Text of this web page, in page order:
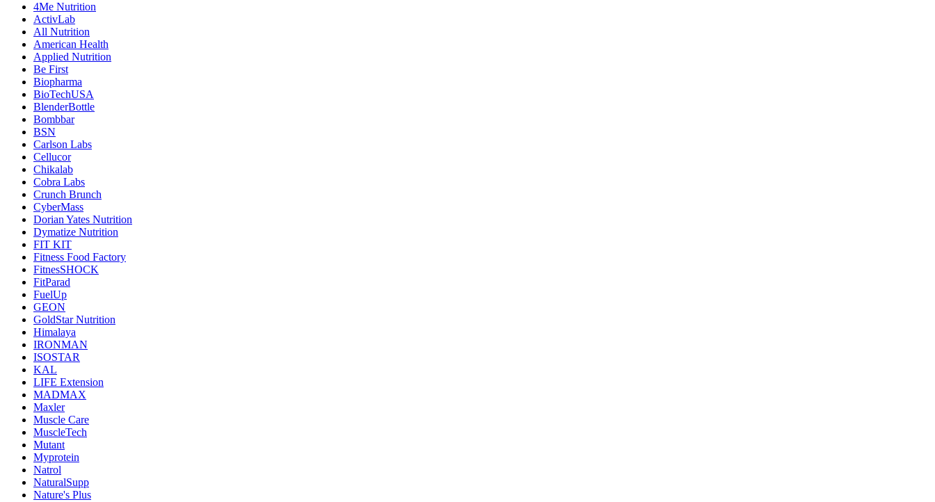
4Me Nutrition
ActivLab
All Nutrition
American Health
Applied Nutrition
Be First
Biopharma
BioTechUSA
BlenderBottle
Bombbar
BSN
Carlson Labs
Cellucor
Chikalab
Cobra Labs
Crunch Brunch
CyberMass
Dorian Yates Nutrition
Dymatize Nutrition
FIT KIT
Fitness Food Factory
FitnesSHOCK
FitParad
FuelUp
GEON
GoldStar Nutrition
Himalaya
IRONMAN
ISOSTAR
KAL
LIFE Extension
MADMAX
Maxler
Muscle Care
MuscleTech
Mutant
Myprotein
Natrol
NaturalSupp
Nature's Plus